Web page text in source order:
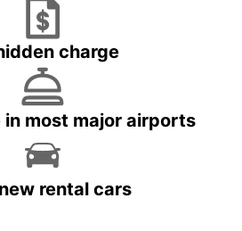
charge
most major airports
rental cars